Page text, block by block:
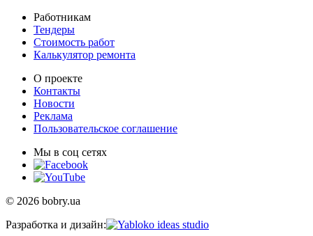
Работникам
Тендеры
Стоимость работ
Калькулятор ремонта
О проекте
Контакты
Новости
Реклама
Пользовательское соглашение
Мы в соц сетях
© 2026 bobry.ua
Разработка и дизайн: